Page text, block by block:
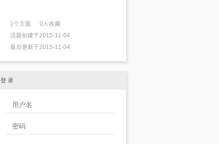
1个主题 0人收藏
话题创建于2015-11-04
最后更新于2015-11-04
登 录